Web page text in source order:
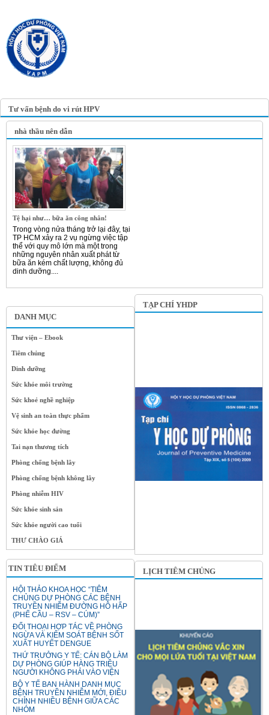
Tư vấn bệnh do vi rút HPV
DANH MỤC
Thư viện – Ebook
Tiêm chủng
Dinh dưỡng
Sức khỏe môi trường
Sức khoẻ nghề nghiệp
Vệ sinh an toàn thực phẩm
Sức khỏe học đường
Tai nạn thương tích
Phòng chống bệnh lây
Phòng chống bệnh không lây
Phòng nhiễm HIV
Sức khỏe sinh sản
Sức khỏe người cao tuổi
THƯ CHÀO GIÁ
TIN TIÊU ĐIỂM
HỘI THẢO KHOA HỌC “TIÊM
CHỦNG DỰ PHÒNG CÁC BỆNH
TRUYỀN NHIỄM ĐƯỜNG HÔ HẤP
(PHẾ CẦU – RSV – CÚM)”
ĐỐI THOẠI HỢP TÁC VỀ PHÒNG
NGỪA VÀ KIỂM SOÁT BỆNH SỐT
XUẤT HUYẾT DENGUE
THỨ TRƯỞNG Y TẾ: CÁN BỘ LÀM
DỰ PHÒNG GIÚP HÀNG TRIỆU
NGƯỜI KHÔNG PHẢI VÀO VIỆN
BỘ Y TẾ BAN HÀNH DANH MỤC
BỆNH TRUYỀN NHIỄM MỚI, ĐIỀU
CHỈNH NHIỀU BỆNH GIỮA CÁC
NHÓM
nhà thầu nên dẫn
Tệ hại như… bữa ăn công nhân!
Trong vòng nửa tháng trở lại đây, tại
TP HCM xảy ra 2 vụ ngừng việc tập
thể với quy mô lớn mà một trong
những nguyên nhân xuất phát từ
bữa ăn kém chất lượng, không đủ
dinh dưỡng....
TẠP CHÍ YHDP
LỊCH TIÊM CHỦNG